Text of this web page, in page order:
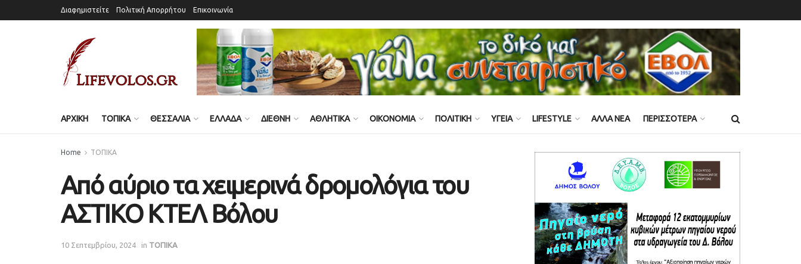
Διαφημιστείτε Πολιτική Απορρήτου Επικοινωνία
ΑΡΧΙΚΗ ΤΟΠΙΚΑ ΘΕΣΣΑΛΙΑ ΕΛΛΑΔΑ ΔΙΕΘΝΗ ΑΘΛΗΤΙΚΑ ΟΙΚΟΝΟΜΙΑ ΠΟΛΙΤΙΚΗ ΥΓΕΙΑ LIFESTYLE ΑΛΛΑ ΝΕΑ ΠΕΡΙΣΣΟΤΕΡΑ
Home ΤΟΠΙΚΑ
Από αύριο τα χειμερινά δρομολόγια του
ΑΣΤΙΚΟ ΚΤΕΛ Βόλου
10 Σεπτεμβρίου, 2024 in ΤΟΠΙΚΑ